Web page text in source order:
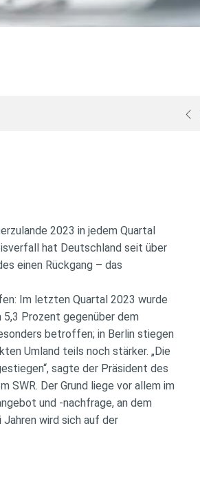
2023 in jedem Quartal
hat Deutschland seit über
einen Rückgang – das
Im letzten Quartal 2023 wurde
Prozent gegenüber dem
betroffen; in Berlin stiegen
Umland teils noch stärker. „Die
sagte der Präsident des
SWR. Der Grund liege vor allem im
und -nachfrage, an dem
Jahren wird sich auf der